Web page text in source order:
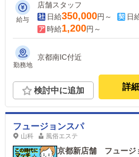
給与
店舗スタッフ
日給350,000円～ 日
時給1,200円～
勤務地
京都南IC付近
検討中に追加 詳
フュージョンスパ
山科 風俗エステ
京都新店舗 フュージ